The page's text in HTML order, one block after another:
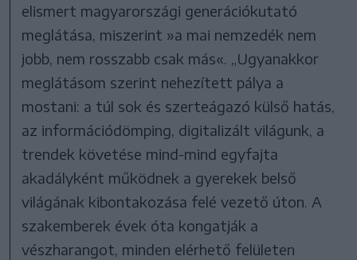
elismert magyarországi generációkutató
meglátása, miszerint »a mai nemzedék nem
jobb, nem rosszabb csak más«. „Ugyanakkor
meglátásom szerint nehezített pálya a
mostani: a túl sok és szerteágazó külső hatás,
az információdömping, digitalizált világunk, a
trendek követése mind-mind egyfajta
akadályként működnek a gyerekek belső
világának kibontakozása felé vezető úton. A
szakemberek évek óta kongatják a
vészharangot, minden elérhető felületen